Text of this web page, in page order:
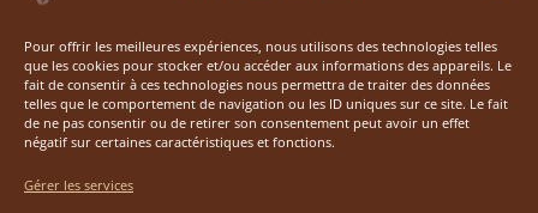
Pour offrir les meilleures expériences, nous utilisons des technologies telles
que les cookies pour stocker et/ou accéder aux informations des appareils. Le
fait de consentir à ces technologies nous permettra de traiter des données
telles que le comportement de navigation ou les ID uniques sur ce site. Le fait
de ne pas consentir ou de retirer son consentement peut avoir un effet
négatif sur certaines caractéristiques et fonctions.
Gérer les services